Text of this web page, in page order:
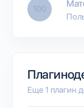
100
Еще 1 плагин